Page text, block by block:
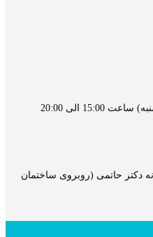
الی 20:00
دکتر حاتمی (روبروی ساختمان